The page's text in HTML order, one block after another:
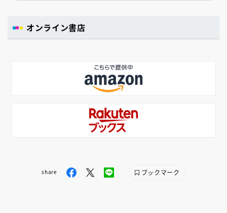
オンライン書店
share ブックマーク